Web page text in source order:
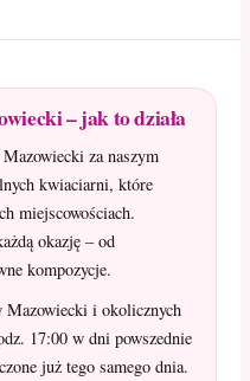
– jak to działa
za naszym
kwiaciarni, które
miejscowościach.
okazję – od
kompozycje.
Mazowiecki i okolicznych
17:00 w dni powszednie
już tego samego dnia.